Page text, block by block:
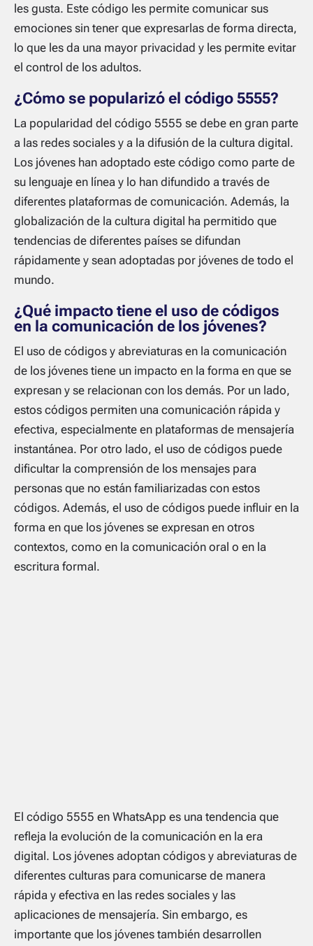
les gusta. Este código les permite comunicar sus
emociones sin tener que expresarlas de forma directa,
lo que les da una mayor privacidad y les permite evitar
el control de los adultos.
¿Cómo se popularizó el código 5555?
La popularidad del código 5555 se debe en gran parte
a las redes sociales y a la difusión de la cultura digital.
Los jóvenes han adoptado este código como parte de
su lenguaje en línea y lo han difundido a través de
diferentes plataformas de comunicación. Además, la
globalización de la cultura digital ha permitido que
tendencias de diferentes países se difundan
rápidamente y sean adoptadas por jóvenes de todo el
mundo.
¿Qué impacto tiene el uso de códigos
en la comunicación de los jóvenes?
El uso de códigos y abreviaturas en la comunicación
de los jóvenes tiene un impacto en la forma en que se
expresan y se relacionan con los demás. Por un lado,
estos códigos permiten una comunicación rápida y
efectiva, especialmente en plataformas de mensajería
instantánea. Por otro lado, el uso de códigos puede
dificultar la comprensión de los mensajes para
personas que no están familiarizadas con estos
códigos. Además, el uso de códigos puede influir en la
forma en que los jóvenes se expresan en otros
contextos, como en la comunicación oral o en la
escritura formal.
El código 5555 en WhatsApp es una tendencia que
refleja la evolución de la comunicación en la era
digital. Los jóvenes adoptan códigos y abreviaturas de
diferentes culturas para comunicarse de manera
rápida y efectiva en las redes sociales y las
aplicaciones de mensajería. Sin embargo, es
importante que los jóvenes también desarrollen